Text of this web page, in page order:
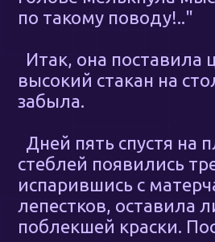
по такому поводу!.."
Итак, она поставила
высокий стакан на
забыла.
Дней пять спустя на
стеблей появились
испарившись с
лепестков, оставила
поблекшей краски.